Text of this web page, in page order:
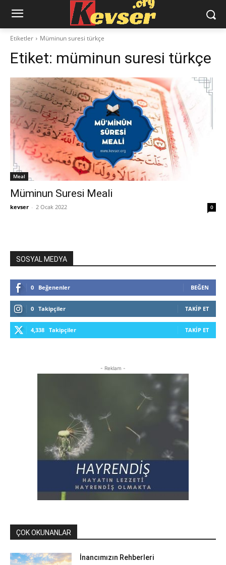
Etiketler Müminun suresi türkçe
Etiket: müminun suresi türkçe
Meal
Müminun Suresi Meali
kevser - 2 Ocak 2022 0
SOSYAL MEDYA
0 Beğenenler BEĞEN
0 Takipçiler TAKIP ET
4,338 Takipçiler TAKIP ET
- Reklam -
ÇOK OKUNANLAR
İnancımızın Rehberleri